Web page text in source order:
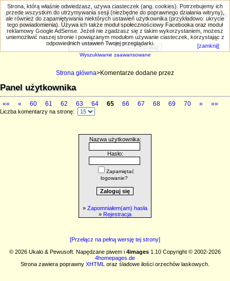
Warning: Undefined variable $comment_user_name in
/home/klient.dhosting.pl/gtlodz/priv.gtlodz.eu/public_html/member.phpon line1975
PRIV.gtlodz.eu - czyli trochę ;) inna galeria
Wyszukiwanie zaawansowane
Strona główna>Komentarze dodane przez
Panel użytkownika
«« « 60 61 62 63 64 65 66 67 68 69 70 » »»
Liczba komentarzy na stronę:
Nazwa użytkownika:
Hasło:
Zapamiętać
logowanie?
» Zapomniałem(am) hasła
» Rejestracja
[Przełącz na pełną wersję tej strony]
© 2026 Ukalo & Pewusoft. Napędzane piwem i 4images 1.10 Copyright © 2002-2026
4homepages.de
Strona zawiera poprawny XHTML oraz śladowe ilości orzechów laskowych.
Strona, którą właśnie odwiedzasz, używa ciasteczek (ang. cookies). Potrzebujemy ich
przede wszystkim do utrzymywania sesji (niezbędne do poprawnego działania witryny),
ale również do zapamiętywania niektórych ustawień użytkownika (przykładowo: ukrycie
tego powiadomienia). Używa ich także moduł społecznościowy Facebooka oraz moduł
reklamowy Google AdSense. Jeżeli nie zgadzasz się z takim wykorzystaniem, możesz
uniemożliwić naszej stronie i powiązanym modułom używanie ciasteczek, korzystając z
odpowiednich ustawień Twojej przeglądarki.
[zamknij]